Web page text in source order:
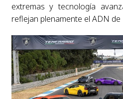
extremas y tecnología
reflejan plenamente el ADN de